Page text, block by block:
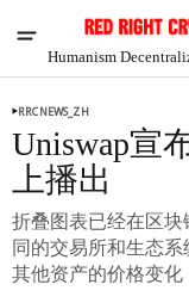
Humanism
RRCNEWS_ZH
Uniswap宣
上播出
折叠图表已经在区
同的交易所和生态
其他资产的价格变化